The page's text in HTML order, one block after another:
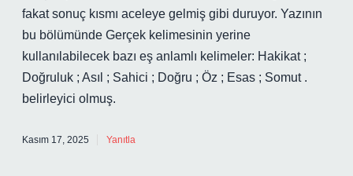
fakat sonuç kısmı aceleye gelmiş gibi duruyor. Yazının
bu bölümünde Gerçek kelimesinin yerine
kullanılabilecek bazı eş anlamlı kelimeler: Hakikat ;
Doğruluk ; Asıl ; Sahici ; Doğru ; Öz ; Esas ; Somut .
belirleyici olmuş.
Kasım 17, 2025 Yanıtla